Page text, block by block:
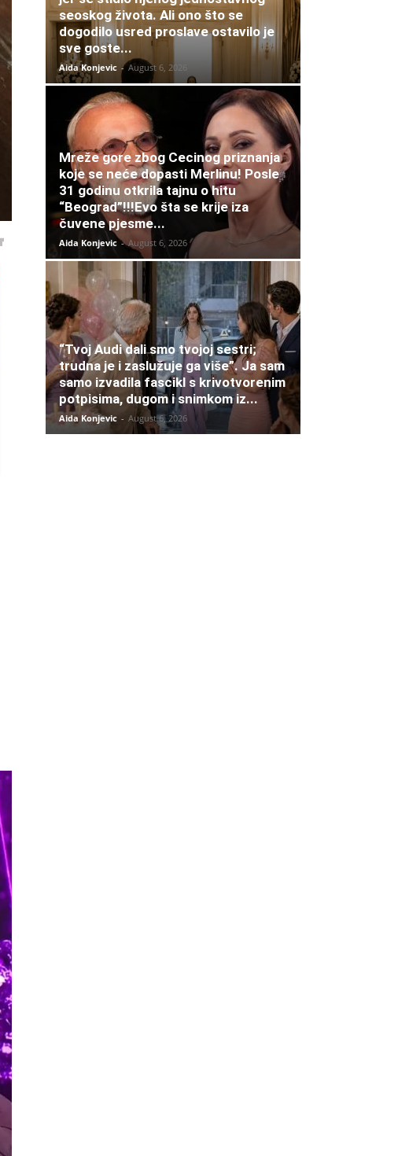
seoskog života. Ali ono što se
dogodilo usred proslave ostavilo je
sve goste...
Aida Konjevic - August 6, 2026
Mreže gore zbog Cecinog priznanja
koje se neće dopasti Merlinu! Posle
31 godinu otkrila tajnu o hitu
“Beograd”!!!Evo šta se krije iza
čuvene pjesme...
Aida Konjevic - August 6, 2026
“Tvoj Audi dali smo tvojoj sestri;
trudna je i zaslužuje ga više”. Ja sam
samo izvadila fascikl s krivotvorenim
potpisima, dugom i snimkom iz...
Aida Konjevic - August 6, 2026